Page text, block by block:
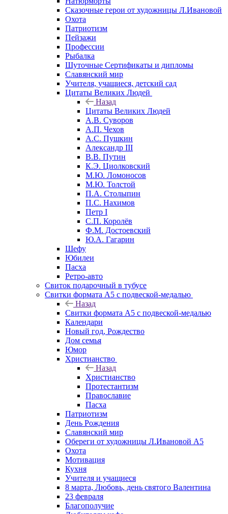
Сказочные герои от художницы Л.Ивановой
Охота
Патриотизм
Пейзажи
Профессии
Рыбалка
Шуточные Сертификаты и дипломы
Славянский мир
Учителя, учащиеся, детский сад
Цитаты Великих Людей
Назад
Цитаты Великих Людей
А.В. Суворов
А.П. Чехов
А.С. Пушкин
Александр III
В.В. Путин
К.Э. Циолковский
М.Ю. Ломоносов
М.Ю. Толстой
П.А. Столыпин
П.С. Нахимов
Петр I
С.П. Королёв
Ф.М. Достоевский
Ю.А. Гагарин
Шефу
Юбилеи
Пасха
Ретро-авто
Свиток подарочный в тубусе
Свитки формата А5 с подвеской-медалью
Назад
Свитки формата А5 с подвеской-медалью
Календари
Новый год, Рождество
Дом семья
Юмор
Христианство
Назад
Христианство
Протестантизм
Православие
Пасха
Патриотизм
День Рождения
Славянский мир
Обереги от художницы Л.Ивановой А5
Охота
Мотивация
Кухня
Учителя и учащиеся
8 марта, Любовь, день святого Валентина
23 февраля
Благополучие